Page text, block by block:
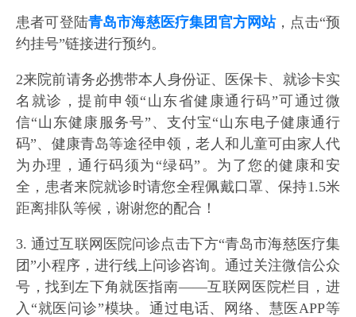
患者可登陆青岛市海慈医疗集团官方网站，点击“预
约挂号”链接进行预约。
2来院前请务必携带本人身份证、医保卡、就诊卡实
名就诊，提前申领“山东省健康通行码”可通过微
信“山东健康服务号”、支付宝“山东电子健康通行
码”、健康青岛等途径申领，老人和儿童可由家人代
为办理，通行码须为“绿码”。为了您的健康和安
全，患者来院就诊时请您全程佩戴口罩、保持1.5米
距离排队等候，谢谢您的配合！
3. 通过互联网医院问诊点击下方“青岛市海慈医疗集
团”小程序，进行线上问诊咨询。通过关注微信公众
号，找到左下角就医指南——互联网医院栏目，进
入“就医问诊”模块。通过电话、网络、慧医APP等